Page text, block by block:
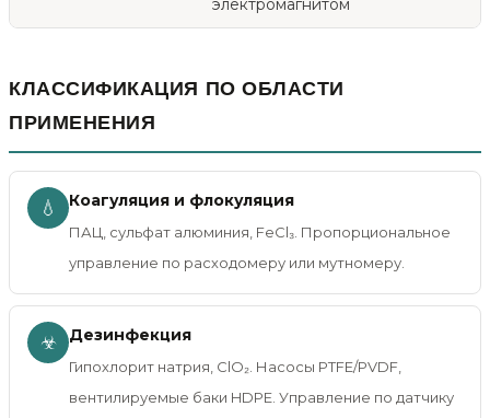
электромагнитом
КЛАССИФИКАЦИЯ ПО ОБЛАСТИ
ПРИМЕНЕНИЯ
💧 Коагуляция и флокуляция
ПАЦ, сульфат алюминия, FeCl₃. Пропорциональное
управление по расходомеру или мутномеру.
☣ Дезинфекция
Гипохлорит натрия, ClO₂. Насосы PTFE/PVDF,
вентилируемые баки HDPE. Управление по датчику